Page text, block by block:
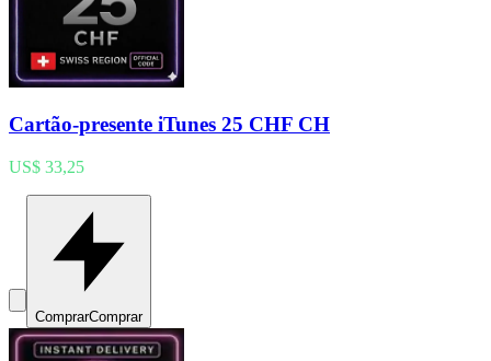
Cartão-presente iTunes 25 CHF CH
US$ 33,25
ComprarComprar